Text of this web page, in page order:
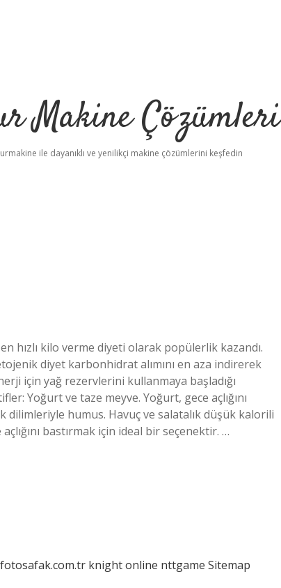
Makine Çözümleri
ile dayanıklı ve yenilikçi makine çözümlerini keşfedin
hızlı kilo verme diyeti olarak popülerlik kazandı.
diyet karbonhidrat alımını en aza indirerek
için yağ rezervlerini kullanmaya başladığı
Yoğurt ve taze meyve. Yoğurt, gece açlığını
dilimleriyle humus. Havuç ve salatalık düşük kalorili
bastırmak için ideal bir seçenektir. …
knight online nttgame Sitemap